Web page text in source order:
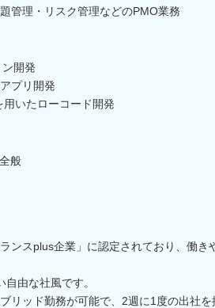
管理・リスク管理などのPMO業務
開発
プリ開発
いたローコード開発
般
ンスplus企業」に認定されており、働き
由な社風です。
リッド勤務が可能で、2週に1度の出社